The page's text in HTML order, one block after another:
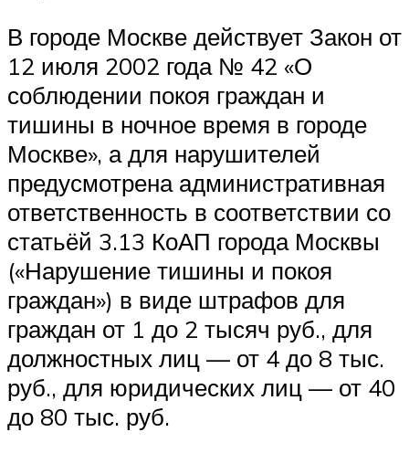
В городе Москве действует Закон от
12 июля 2002 года № 42 «О
соблюдении покоя граждан и
тишины в ночное время в городе
Москве», а для нарушителей
предусмотрена административная
ответственность в соответствии со
статьёй 3.13 КоАП города Москвы
(«Нарушение тишины и покоя
граждан») в виде штрафов для
граждан от 1 до 2 тысяч руб., для
должностных лиц — от 4 до 8 тыс.
руб., для юридических лиц — от 40
до 80 тыс. руб.